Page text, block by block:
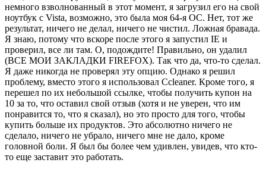
немного взволнованный в этот момент, я загрузил его на свой
ноутбук с Vista, возможно, это была моя 64-я ОС. Нет, тот же
результат, ничего не делал, ничего не чистил. Ложная бравада.
Я знаю, потому что вскоре после этого я запустил IE и
проверил, все ли там. О, подождите! Правильно, он удалил
(ВСЕ МОИ ЗАКЛАДКИ FIREFOX). Так что да, что-то сделал.
Я даже никогда не проверял эту опцию. Однако я решил
проблему, вместо этого я использовал Ccleaner. Кроме того, я
перешел по их небольшой ссылке, чтобы получить купон на
10 за то, что оставил свой отзыв (хотя и не уверен, что им
понравится то, что я сказал), но это просто для того, чтобы
купить больше их продуктов. Это абсолютно ничего не
сделало, ничего не убрало, ничего мне не дало, кроме
головной боли. Я был бы более чем удивлен, увидев, что кто-
то еще заставит это работать.